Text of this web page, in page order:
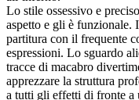
Lo stile ossessivo e
aspetto e gli è funzionale.
partitura con il frequente
espressioni. Lo sguardo
tracce di macabro
apprezzare la struttura
a tutti gli effetti di fronte a